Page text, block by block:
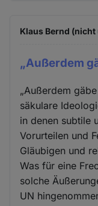
Klaus Bernd
„Außerdem
„Außerdem
säkulare
in denen subtile
Vorurteilen und
Gläubigen und
Was für eine
solche
UN